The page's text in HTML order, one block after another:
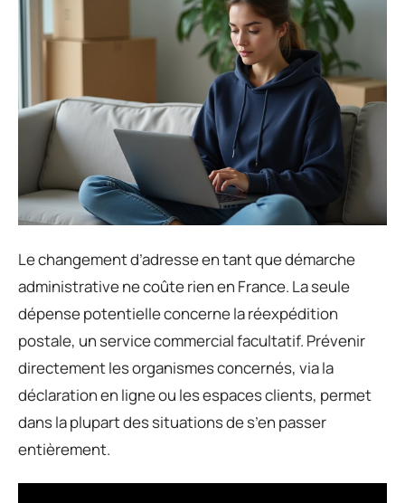
Le changement d’adresse en tant que démarche
administrative ne coûte rien en France. La seule
dépense potentielle concerne la réexpédition
postale, un service commercial facultatif. Prévenir
directement les organismes concernés, via la
déclaration en ligne ou les espaces clients, permet
dans la plupart des situations de s’en passer
entièrement.